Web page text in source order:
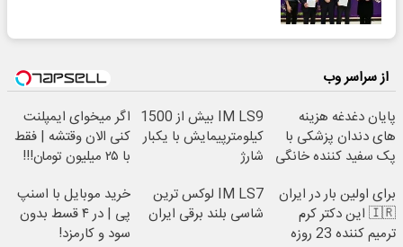
از سراسر وب
پایان دغدغه هزینه
های دندان پزشکی با
پک سفید کننده خانگی
IM LS9 بیش از 1500
کیلومترپیمایش با یکبار
شارژ
اگر میخوای ایمپلنت
کنی الان وقتشه | فقط
با ۲۵ میلیون تومان!!!
برای اولین بار در ایران
🇮🇷 این دکتر کرم
ترمیم کننده 23 روزه
IM LS7 لوکس ترین
شاسی بلند برقی ایران
خرید موبایل با اسنپ
پی | در ۴ قسط بدون
سود و کارمزد!